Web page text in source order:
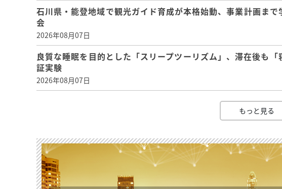
石川県・能登地域で観光ガイド育成が本格始動、事業計画ま
会
2026年08月07日
良質な睡眠を目的とした「スリープツーリズム」、滞在後も
証実験
2026年08月07日
もっと見る